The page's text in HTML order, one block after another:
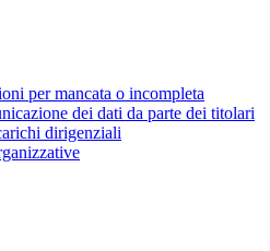
per mancata o incompleta
dei dati da parte dei titolari
dirigenziali